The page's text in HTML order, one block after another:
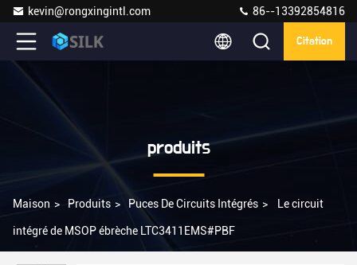
kevin@rongxingintl.com 86--13392854816
Citation
produits
Maison > Produits > Puces De Circuits Intégrés > Le circuit
intégré de MSOP ébrèche LTC3411EMS#PBF